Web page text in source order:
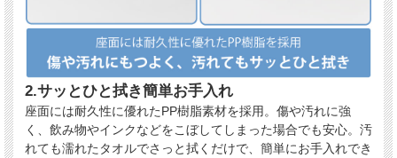
2.サッとひと拭き簡単お手入れ
座面には耐久性に優れたPP樹脂素材を採用。傷や汚れに強
く、飲み物やインクなどをこぼしてしまった場合でも安心。汚
れても濡れたタオルでさっと拭くだけで、簡単にお手入れでき